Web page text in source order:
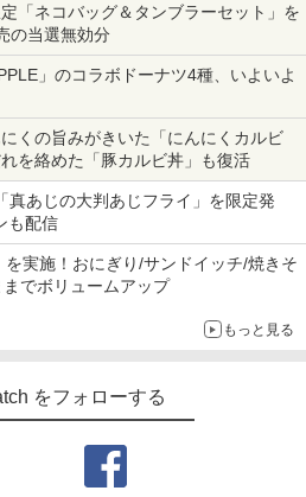
「ネコバッグ＆タンブラーセット」を
の当選無効分
」のコラボドーナツ4種、いよいよ
くの旨みがきいた「にんにくカルビ
を絡めた「豚カルビ丼」も復活
真あじの大判あじフライ」を限定発
も配信
実施！おにぎり/サンドイッチ/焼きそ
でボリュームアップ
もっと見る
をフォローする